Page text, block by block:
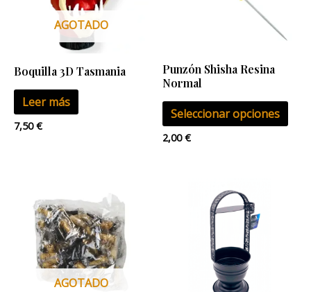
AGOTADO
Boquilla 3D Tasmania
Leer más
7,50€
Punzón Shisha Resina
Normal
Seleccionar opciones
2,00€
AGOTADO